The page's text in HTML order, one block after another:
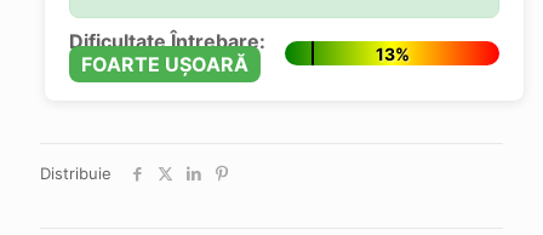
Dificultate Întrebare:
FOARTE UȘOARĂ
13%
Distribuie